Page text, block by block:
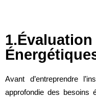
Avant d’entreprendre
approfondie des besoins